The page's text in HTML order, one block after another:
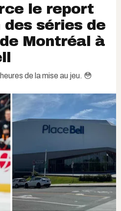
le report
séries de
Montréal à
de la mise au jeu. 😳